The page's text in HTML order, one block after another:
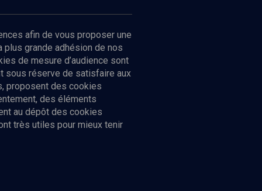
afin de vous proposer une
grande adhésion de nos
de mesure d’audience sont
sous réserve de satisfaire aux
proposent des cookies
des éléments
au dépôt des cookies
très utiles pour mieux tenir